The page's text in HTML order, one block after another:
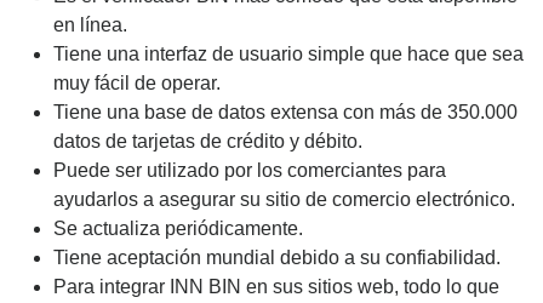
en línea.
Tiene una interfaz de usuario simple que hace que sea
muy fácil de operar.
Tiene una base de datos extensa con más de 350.000
datos de tarjetas de crédito y débito.
Puede ser utilizado por los comerciantes para
ayudarlos a asegurar su sitio de comercio electrónico.
Se actualiza periódicamente.
Tiene aceptación mundial debido a su confiabilidad.
Para integrar INN BIN en sus sitios web, todo lo que